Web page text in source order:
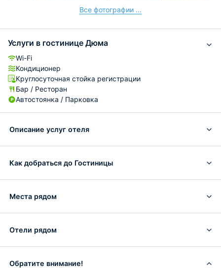
Все фотографии ...
Услуги в гостинице Дюма
Wi-Fi
Кондиционер
Круглосуточная стойка регистрации
Бар / Ресторан
Автостоянка / Парковка
Описание услуг отеля
Как добраться до Гостиницы
Места рядом
Отели рядом
Обратите внимание!